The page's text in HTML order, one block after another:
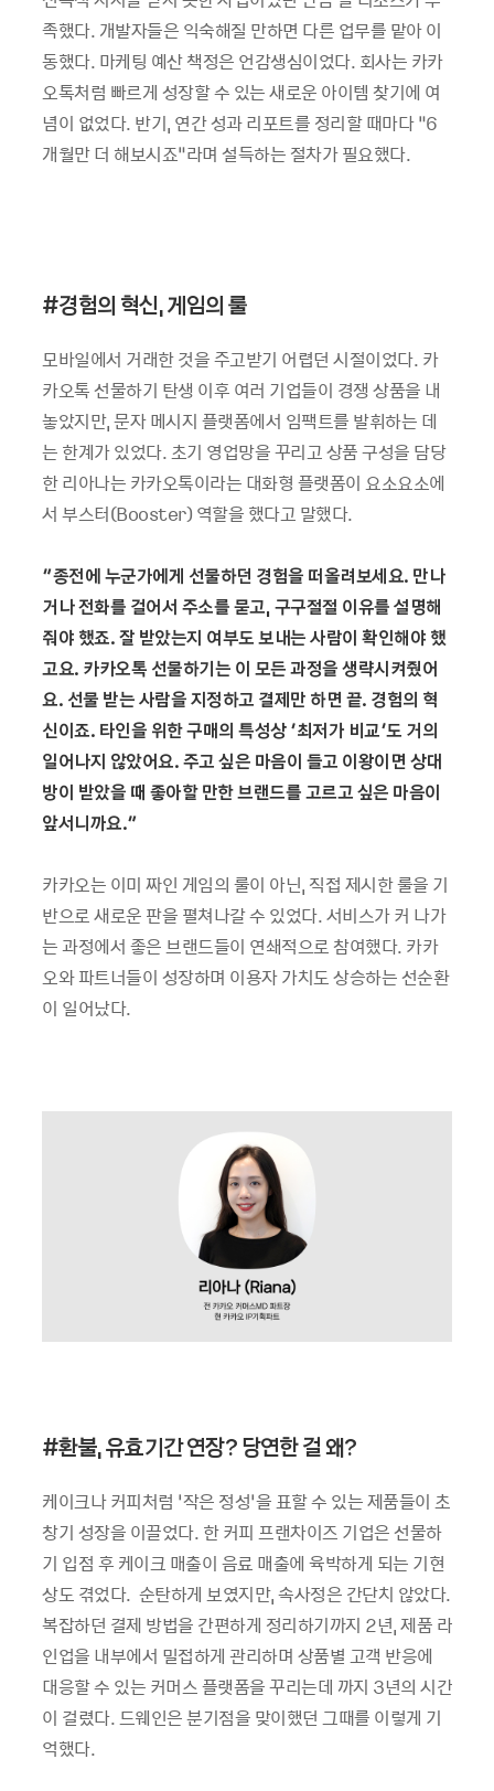
족했다. 개발자들은 익숙해질 만하면 다른 업무를 맡아 이
동했다. 마케팅 예산 책정은 언감생심이었다. 회사는 카카
오톡처럼 빠르게 성장할 수 있는 새로운 아이템 찾기에 여
념이 없었다. 반기, 연간 성과 리포트를 정리할 때마다 “6
개월만 더 해보시죠”라며 설득하는 절차가 필요했다.
#경험의 혁신, 게임의 룰
모바일에서 거래한 것을 주고받기 어렵던 시절이었다. 카
카오톡 선물하기 탄생 이후 여러 기업들이 경쟁 상품을 내
놓았지만, 문자 메시지 플랫폼에서 임팩트를 발휘하는 데
는 한계가 있었다. 초기 영업망을 꾸리고 상품 구성을 담당
한 리아나는 카카오톡이라는 대화형 플랫폼이 요소요소에
서 부스터(Booster) 역할을 했다고 말했다.
“종전에 누군가에게 선물하던 경험을 떠올려보세요. 만나
거나 전화를 걸어서 주소를 묻고, 구구절절 이유를 설명해
줘야 했죠. 잘 받았는지 여부도 보내는 사람이 확인해야 했
고요. 카카오톡 선물하기는 이 모든 과정을 생략시켜줬어
요. 선물 받는 사람을 지정하고 결제만 하면 끝. 경험의 혁
신이죠. 타인을 위한 구매의 특성상 ‘최저가 비교’도 거의
일어나지 않았어요. 주고 싶은 마음이 들고 이왕이면 상대
방이 받았을 때 좋아할 만한 브랜드를 고르고 싶은 마음이
앞서니까요.”
카카오는 이미 짜인 게임의 룰이 아닌, 직접 제시한 룰을 기
반으로 새로운 판을 펼쳐나갈 수 있었다. 서비스가 커 나가
는 과정에서 좋은 브랜드들이 연쇄적으로 참여했다. 카카
오와 파트너들이 성장하며 이용자 가치도 상승하는 선순환
이 일어났다.
#환불, 유효기간 연장? 당연한 걸 왜?
케이크나 커피처럼 ‘작은 정성’을 표할 수 있는 제품들이 초
창기 성장을 이끌었다. 한 커피 프랜차이즈 기업은 선물하
기 입점 후 케이크 매출이 음료 매출에 육박하게 되는 기현
상도 겪었다. 순탄하게 보였지만, 속사정은 간단치 않았다.
복잡하던 결제 방법을 간편하게 정리하기까지 2년, 제품 라
인업을 내부에서 밀접하게 관리하며 상품별 고객 반응에
대응할 수 있는 커머스 플랫폼을 꾸리는데 까지 3년의 시간
이 걸렸다. 드웨인은 분기점을 맞이했던 그때를 이렇게 기
억했다.